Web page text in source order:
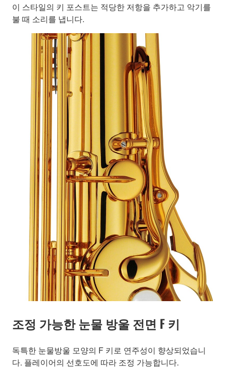
이 스타일의 키 포스트는 적당한 저항을 추가하고 악기를
불 때 소리를 냅니다.
조정 가능한 눈물 방울 전면 F 키
독특한 눈물방울 모양의 F 키로 연주성이 향상되었습니
다. 플레이어의 선호도에 따라 조정 가능합니다.